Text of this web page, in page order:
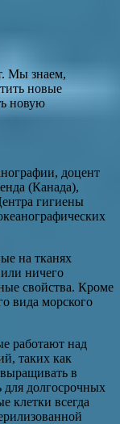
Мы знаем,
новые
новую
доцент
(Канада),
гигиены
на тканях
ничего
свойства. Кроме
вида морского
работают над
таких как
в
для долгосрочных
клетки всегда